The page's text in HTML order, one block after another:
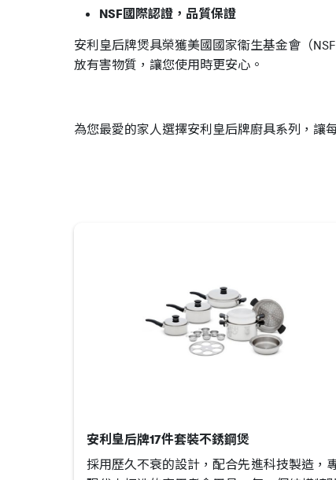
NSF國際認證，品質保證
安利皇后牌煲具榮獲美國國家衞生基金會（
放有害物質，讓您使用時更安心。
為您最愛的家人選擇安利皇后牌廚具系列，讓
安利皇后牌17件套裝不銹鋼煲
採用歷久不衰的設計，配合先進科技製造，